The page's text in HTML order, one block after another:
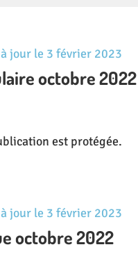
jour le 3 février 2023
octobre 2022
est protégée.
jour le 3 février 2023
octobre 2022